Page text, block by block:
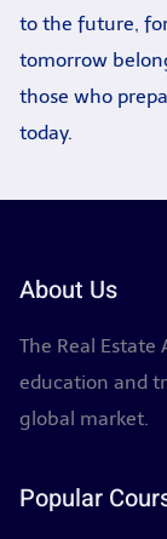
to the future,
tomorrow
those who
today.
About Us
The Real Estate
education and
global market.
Popular